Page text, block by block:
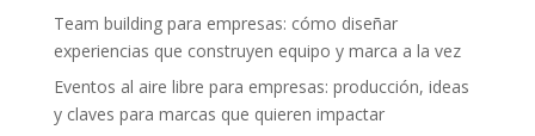
Team building para empresas: cómo diseñar
experiencias que construyen equipo y marca a la vez
Eventos al aire libre para empresas: producción, ideas
y claves para marcas que quieren impactar